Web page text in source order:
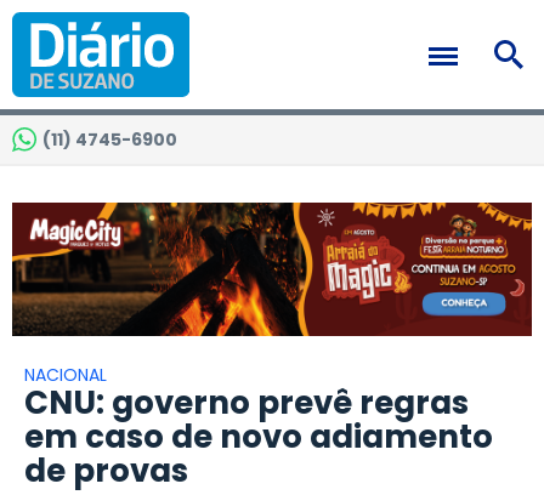
(11) 4745-6900
NACIONAL
CNU: governo prevê regras
em caso de novo adiamento
de provas